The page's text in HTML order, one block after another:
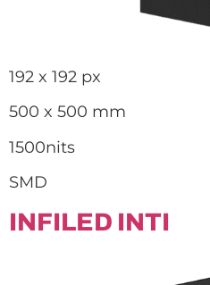
192 x 192 px
500 x 500 mm
1500nits
SMD
INFILED INTI